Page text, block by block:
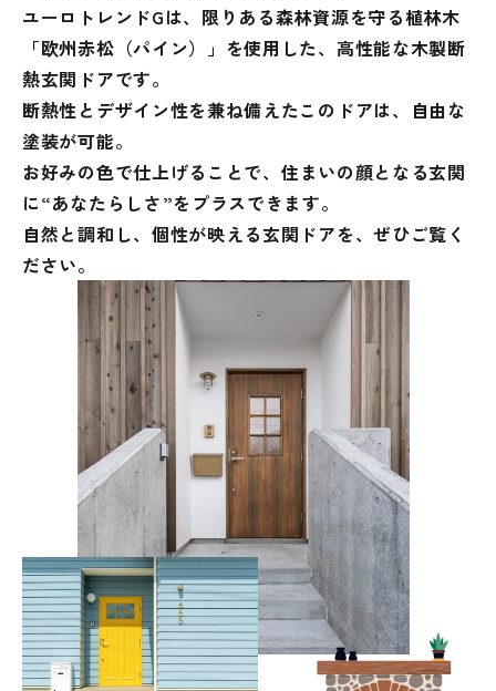
ユーロトレンドGは、限りある森林資源を守る植林木
「欧州赤松（パイン）」を使用した、 高性能な木製断
熱玄関ドアです。
断熱性とデザイン性を兼ね備えたこのドアは、 自由な
塗装が可能。
お好みの色で仕上げることで、 住まいの顔となる玄関
に“あなたらしさ”をプラスできます。
自然と調和し、個性が映える玄関ドアを、ぜひご覧く
ださい。